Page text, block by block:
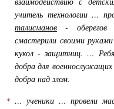
учитель технологии …
талисманов -
смастерили своими
кукол - защитниц. …
добра для
добра над злом.
… ученики … провели